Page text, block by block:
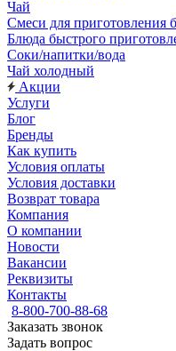
Чай
Смеси для приготовления
Блюда быстрого
Соки/напитки/вода
Чай холодный
Акции
Услуги
Блог
Бренды
Как купить
Условия оплаты
Условия доставки
Возврат товара
Компания
О компании
Новости
Вакансии
Реквизиты
Контакты
8-800-700-88-68
Заказать звонок
Задать вопрос